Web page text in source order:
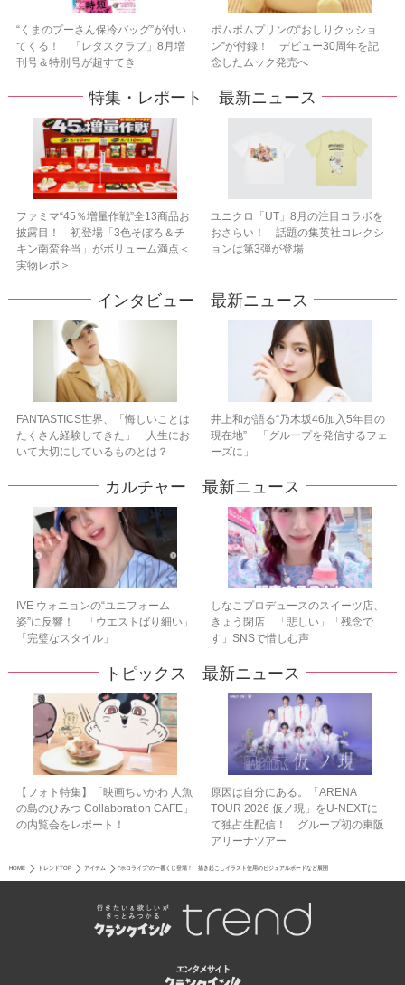
“くまのプーさん保冷バッグ”が付い
てくる！ 「レタスクラブ」8月増
刊号＆特別号が超すてき
ポムポムプリンの“おしりクッショ
ン”が付録！ デビュー30周年を記
念したムック発売へ
特集・レポート 最新ニュース
ファミマ“45％増量作戦”全13商品お
披露目！ 初登場「3色そぼろ＆チ
キン南蛮弁当」がボリューム満点＜
実物レポ＞
ユニクロ「UT」8月の注目コラボを
おさらい！ 話題の集英社コレクシ
ョンは第3弾が登場
インタビュー 最新ニュース
FANTASTICS世界、「悔しいことは
たくさん経験してきた」 人生にお
いて大切にしているものとは？
井上和が語る“乃木坂46加入5年目の
現在地” 「グループを発信するフェ
ーズに」
カルチャー 最新ニュース
IVE ウォニョンの“ユニフォーム
姿”に反響！ 「ウエストばり細い」
「完璧なスタイル」
しなこプロデュースのスイーツ店、
きょう閉店 「悲しい」「残念で
す」SNSで惜しむ声
トピックス 最新ニュース
【フォト特集】「映画ちいかわ 人魚
の島のひみつ Collaboration CAFE」
の内覧会をレポート！
原因は自分にある。「ARENA
TOUR 2026 仮ノ現」をU-NEXTに
て独占生配信！ グループ初の東阪
アリーナツアー
HOME トレンドTOP アイテム “ホロライブ”の一番くじ登場！ 描き起こしイラスト使用のビジュアルボードなど展開